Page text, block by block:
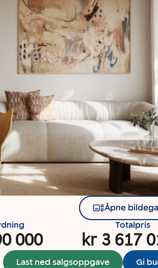
Åpne
000
Totalpris
kr 3 617
Last ned salgsoppgave Gi